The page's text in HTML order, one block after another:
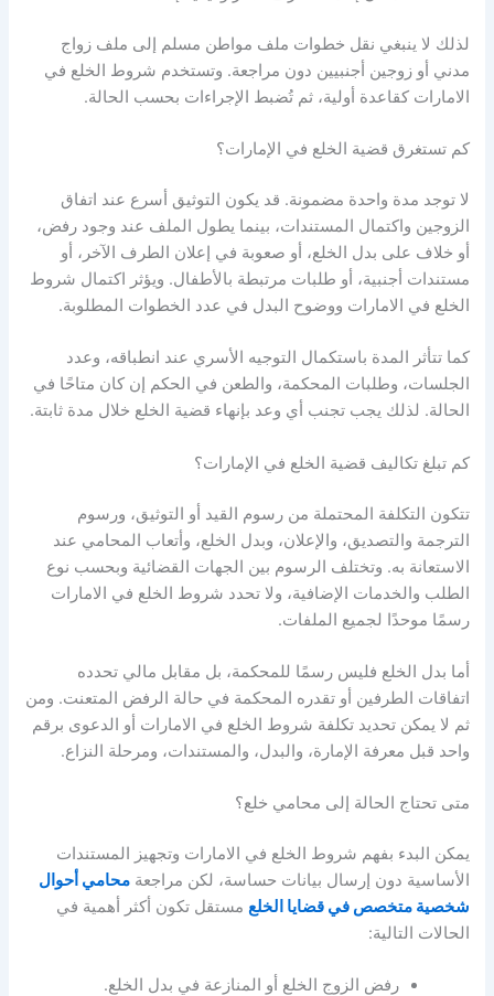
لذلك لا ينبغي نقل خطوات ملف مواطن مسلم إلى ملف زواج
مدني أو زوجين أجنبيين دون مراجعة. وتستخدم شروط الخلع في
الامارات كقاعدة أولية، ثم تُضبط الإجراءات بحسب الحالة.
كم تستغرق قضية الخلع في الإمارات؟
لا توجد مدة واحدة مضمونة. قد يكون التوثيق أسرع عند اتفاق
الزوجين واكتمال المستندات، بينما يطول الملف عند وجود رفض،
أو خلاف على بدل الخلع، أو صعوبة في إعلان الطرف الآخر، أو
مستندات أجنبية، أو طلبات مرتبطة بالأطفال. ويؤثر اكتمال شروط
الخلع في الامارات ووضوح البدل في عدد الخطوات المطلوبة.
كما تتأثر المدة باستكمال التوجيه الأسري عند انطباقه، وعدد
الجلسات، وطلبات المحكمة، والطعن في الحكم إن كان متاحًا في
الحالة. لذلك يجب تجنب أي وعد بإنهاء قضية الخلع خلال مدة ثابتة.
كم تبلغ تكاليف قضية الخلع في الإمارات؟
تتكون التكلفة المحتملة من رسوم القيد أو التوثيق، ورسوم
الترجمة والتصديق، والإعلان، وبدل الخلع، وأتعاب المحامي عند
الاستعانة به. وتختلف الرسوم بين الجهات القضائية وبحسب نوع
الطلب والخدمات الإضافية، ولا تحدد شروط الخلع في الامارات
رسمًا موحدًا لجميع الملفات.
أما بدل الخلع فليس رسمًا للمحكمة، بل مقابل مالي تحدده
اتفاقات الطرفين أو تقدره المحكمة في حالة الرفض المتعنت. ومن
ثم لا يمكن تحديد تكلفة شروط الخلع في الامارات أو الدعوى برقم
واحد قبل معرفة الإمارة، والبدل، والمستندات، ومرحلة النزاع.
متى تحتاج الحالة إلى محامي خلع؟
يمكن البدء بفهم شروط الخلع في الامارات وتجهيز المستندات
الأساسية دون إرسال بيانات حساسة، لكن مراجعةمحامي أحوال
شخصية متخصص في قضايا الخلع مستقل تكون أكثر أهمية في
الحالات التالية:
رفض الزوج الخلع أو المنازعة في بدل الخلع.